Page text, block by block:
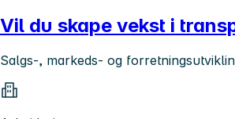
Vil du skape vekst i
Salgs-, markeds- og